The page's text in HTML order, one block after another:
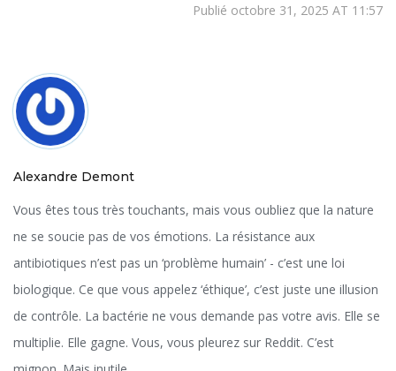
Publié octobre 31, 2025 AT 11:57
Alexandre Demont
Vous êtes tous très touchants, mais vous oubliez que la nature
ne se soucie pas de vos émotions. La résistance aux
antibiotiques n’est pas un ‘problème humain’ - c’est une loi
biologique. Ce que vous appelez ‘éthique’, c’est juste une illusion
de contrôle. La bactérie ne vous demande pas votre avis. Elle se
multiplie. Elle gagne. Vous, vous pleurez sur Reddit. C’est